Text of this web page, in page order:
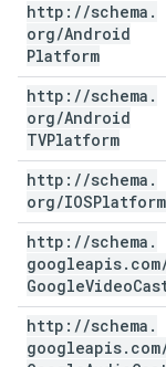
http: //schema .
org/Android
Platform
http: //schema .
org/Android
TVPlatform
http: //schema .
org/IOSPlatform
http: //schema .
googleapis. com
GoogleVideo
http: //schema .
googleapis. com